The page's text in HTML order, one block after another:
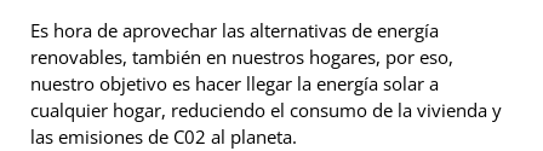
Es hora de aprovechar las alternativas de energía
renovables, también en nuestros hogares, por eso,
nuestro objetivo es hacer llegar la energía solar a
cualquier hogar, reduciendo el consumo de la vivienda y
las emisiones de C02 al planeta.